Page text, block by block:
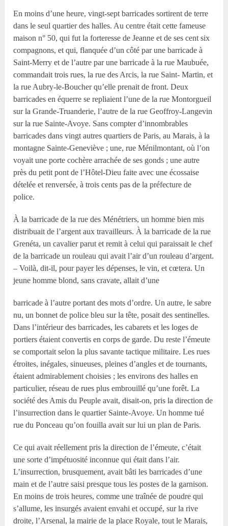
En moins d’une heure, vingt-sept barricades sortirent de terre
dans le seul quartier des halles. Au centre était cette fameuse
maison n° 50, qui fut la forteresse de Jeanne et de ses cent six
compagnons, et qui, flanquée d’un côté par une barricade à
Saint-Merry et de l’autre par une barricade à la rue Maubuée,
commandait trois rues, la rue des Arcis, la rue Saint- Martin, et
la rue Aubry-le-Boucher qu’elle prenait de front. Deux
barricades en équerre se repliaient l’une de la rue Montorgueil
sur la Grande-Truanderie, l’autre de la rue Geoffroy-Langevin
sur la rue Sainte-Avoye. Sans compter d’innombrables
barricades dans vingt autres quartiers de Paris, au Marais, à la
montagne Sainte-Geneviève ; une, rue Ménilmontant, où l’on
voyait une porte cochère arrachée de ses gonds ; une autre
près du petit pont de l’Hôtel-Dieu faite avec une écossaise
dételée et renversée, à trois cents pas de la préfecture de
police.
À la barricade de la rue des Ménétriers, un homme bien mis
distribuait de l’argent aux travailleurs. À la barricade de la rue
Grenéta, un cavalier parut et remit à celui qui paraissait le chef
de la barricade un rouleau qui avait l’air d’un rouleau d’argent.
– Voilà, dit-il, pour payer les dépenses, le vin, et cœtera. Un
jeune homme blond, sans cravate, allait d’une
barricade à l’autre portant des mots d’ordre. Un autre, le sabre
nu, un bonnet de police bleu sur la tête, posait des sentinelles.
Dans l’intérieur des barricades, les cabarets et les loges de
portiers étaient convertis en corps de garde. Du reste l’émeute
se comportait selon la plus savante tactique militaire. Les rues
étroites, inégales, sinueuses, pleines d’angles et de tournants,
étaient admirablement choisies ; les environs des halles en
particulier, réseau de rues plus embrouillé qu’une forêt. La
société des Amis du Peuple avait, disait-on, pris la direction de
l’insurrection dans le quartier Sainte-Avoye. Un homme tué
rue du Ponceau qu’on fouilla avait sur lui un plan de Paris.
Ce qui avait réellement pris la direction de l’émeute, c’était
une sorte d’impétuosité inconnue qui était dans l’air.
L’insurrection, brusquement, avait bâti les barricades d’une
main et de l’autre saisi presque tous les postes de la garnison.
En moins de trois heures, comme une traînée de poudre qui
s’allume, les insurgés avaient envahi et occupé, sur la rive
droite, l’Arsenal, la mairie de la place Royale, tout le Marais,